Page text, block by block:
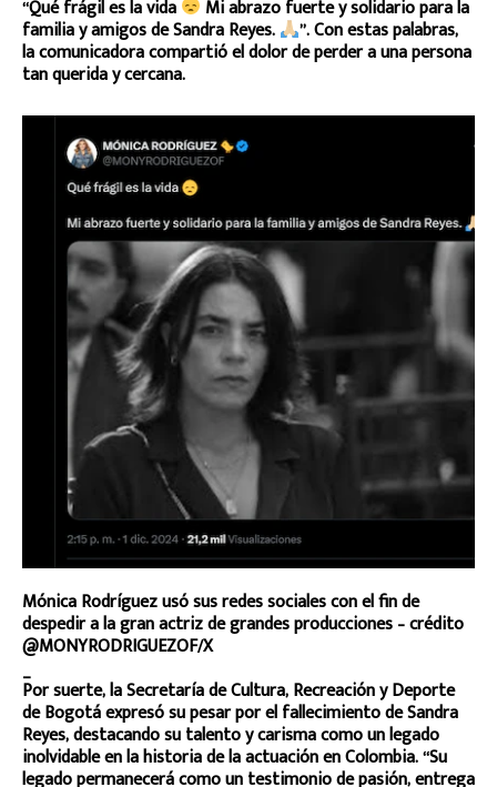
“Qué frágil es la vida Mi abrazo fuerte y solidario para la
familia y amigos de Sandra Reyes. ”. Con estas palabras,
la comunicadora compartió el dolor de perder a una persona
tan querida y cercana.
Mónica Rodríguez usó sus redes sociales con el fin de
despedir a la gran actriz de grandes producciones – crédito
@MONYRODRIGUEZOF/X
_
Por suerte, la Secretaría de Cultura, Recreación y Deporte
de Bogotá expresó su pesar por el fallecimiento de Sandra
Reyes, destacando su talento y carisma como un legado
inolvidable en la historia de la actuación en Colombia. “Su
legado permanecerá como un testimonio de pasión, entrega